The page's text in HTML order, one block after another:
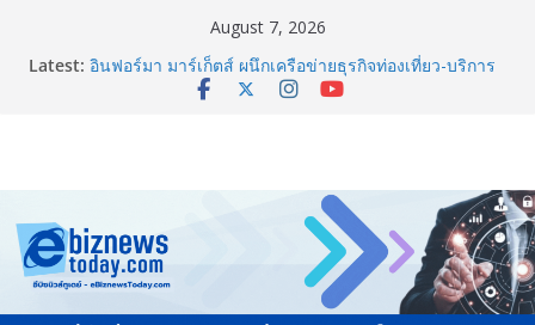
August 7, 2026
Latest: อินฟอร์มา มาร์เก็ตส์ ผนึกเครือข่ายธุรกิจท่องเที่ยว-บริการ
จัด Food & Hospitality Thailand 2026เชื่อม 4 งานใหญ่
8.8 “ซูเลียน” รวมพลังนักธุรกิจทั่วประเทศ จัดประชุมใหญ่
แห่งปี พบ CEO “ดร.ปิยะวัฒน์” ถ่ายทอดวิสัยทัศน์ธุรกิจ
พร้อมฟรีคอนเสิร์ต “โชค รถแห่” ยกวง
สตาร์ทวันนี้ Franchise Expo Thailand & TESE 2026 พบ
ทัพธุรกิจ&แฟรนไชส์ ซัพพลายเออร์สินค้า ลดใหญ่กว่า